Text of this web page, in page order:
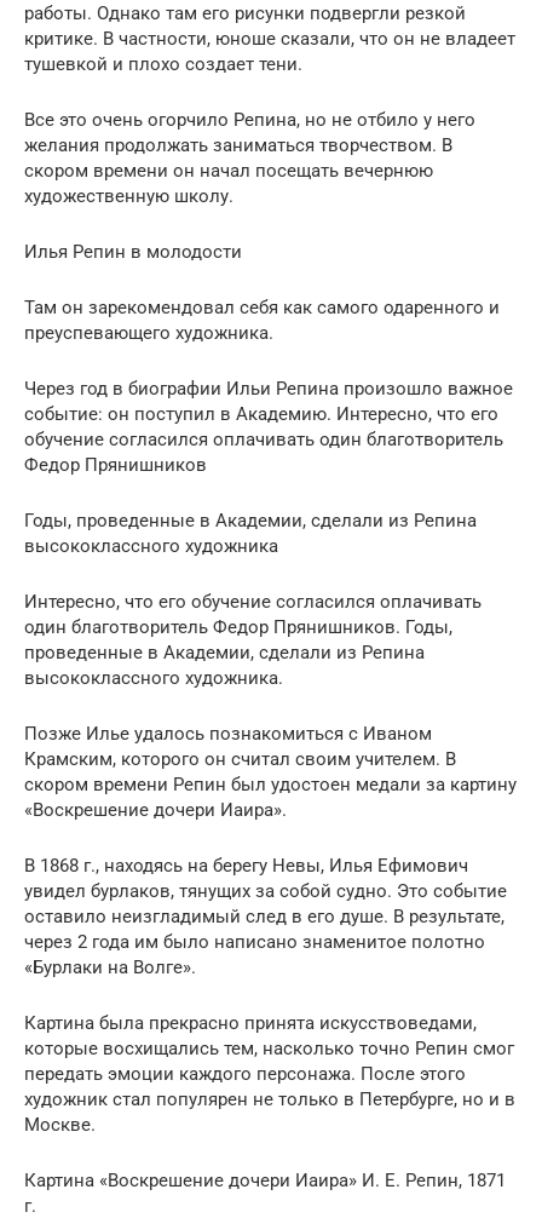
работы. Однако там его рисунки подвергли резкой
критике. В частности, юноше сказали, что он не владеет
тушевкой и плохо создает тени.
Все это очень огорчило Репина, но не отбило у него
желания продолжать заниматься творчеством. В
скором времени он начал посещать вечернюю
художественную школу.
Илья Репин в молодости
Там он зарекомендовал себя как самого одаренного и
преуспевающего художника.
Через год в биографии Ильи Репина произошло важное
событие: он поступил в Академию. Интересно, что его
обучение согласился оплачивать один благотворитель
Федор Прянишников
Годы, проведенные в Академии, сделали из Репина
высококлассного художника
Интересно, что его обучение согласился оплачивать
один благотворитель Федор Прянишников. Годы,
проведенные в Академии, сделали из Репина
высококлассного художника.
Позже Илье удалось познакомиться с Иваном
Крамским, которого он считал своим учителем. В
скором времени Репин был удостоен медали за картину
«Воскрешение дочери Иаира».
В 1868 г., находясь на берегу Невы, Илья Ефимович
увидел бурлаков, тянущих за собой судно. Это событие
оставило неизгладимый след в его душе. В результате,
через 2 года им было написано знаменитое полотно
«Бурлаки на Волге».
Картина была прекрасно принята искусствоведами,
которые восхищались тем, насколько точно Репин смог
передать эмоции каждого персонажа. После этого
художник стал популярен не только в Петербурге, но и в
Москве.
Картина «Воскрешение дочери Иаира» И. Е. Репин, 1871
г.